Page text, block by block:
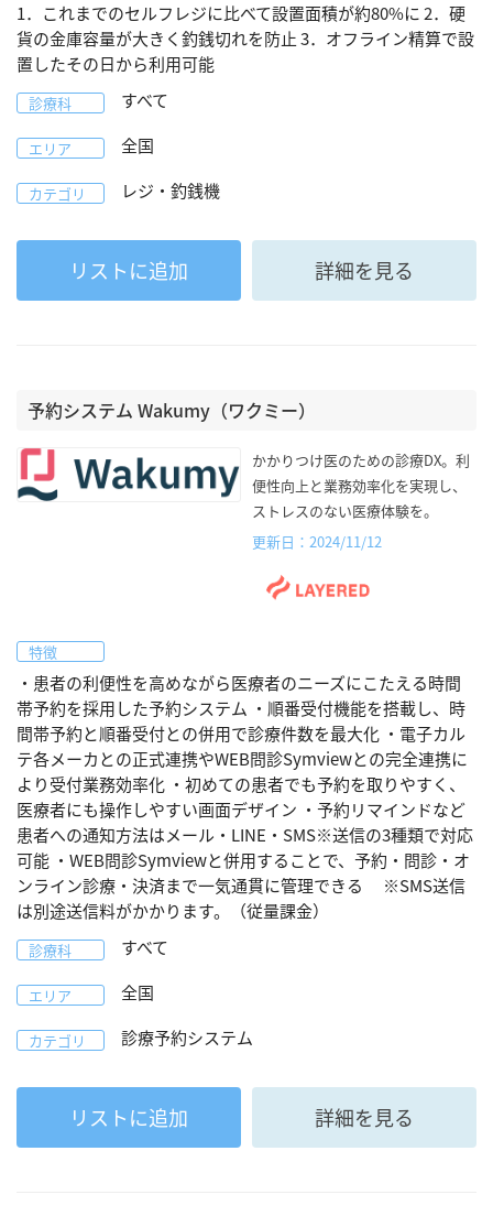
1．これまでのセルフレジに比べて設置面積が約80%に 2．硬
貨の金庫容量が大きく釣銭切れを防止 3．オフライン精算で設
置したその日から利用可能
診療科 すべて
エリア 全国
カテゴリ レジ・釣銭機
リストに追加 詳細を見る
予約システム Wakumy（ワクミー）
かかりつけ医のための診療DX。利
便性向上と業務効率化を実現し、
ストレスのない医療体験を。
更新日：2024/11/12
特徴
・患者の利便性を高めながら医療者のニーズにこたえる時間
帯予約を採用した予約システム ・順番受付機能を搭載し、時
間帯予約と順番受付との併用で診療件数を最大化 ・電子カル
テ各メーカとの正式連携やWEB問診Symviewとの完全連携に
より受付業務効率化 ・初めての患者でも予約を取りやすく、
医療者にも操作しやすい画面デザイン ・予約リマインドなど
患者への通知方法はメール・LINE・SMS※送信の3種類で対応
可能 ・WEB問診Symviewと併用することで、予約・問診・オ
ンライン診療・決済まで一気通貫に管理できる ※SMS送信
は別途送信料がかかります。（従量課金）
診療科 すべて
エリア 全国
カテゴリ 診療予約システム
リストに追加 詳細を見る